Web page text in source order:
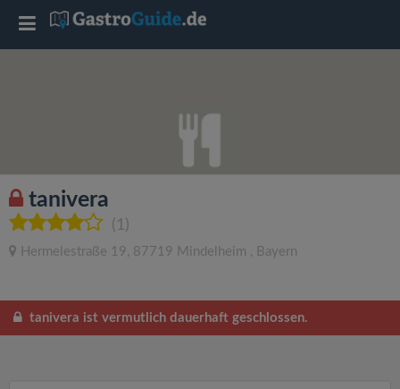
tanivera
(1)
Hermelestraße 19, 87719 Mindelheim , Bayern
tanivera ist vermutlich dauerhaft geschlossen.
T
l
e